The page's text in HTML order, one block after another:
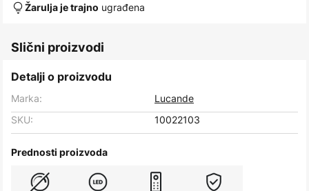
Žarulja je trajno ugrađena
Slični proizvodi
Detalji o proizvodu
Marka:
Lucande
SKU:
10022103
Prednosti proizvoda